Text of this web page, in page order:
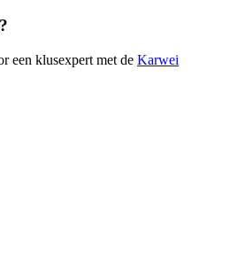
een klusexpert met de Karwei